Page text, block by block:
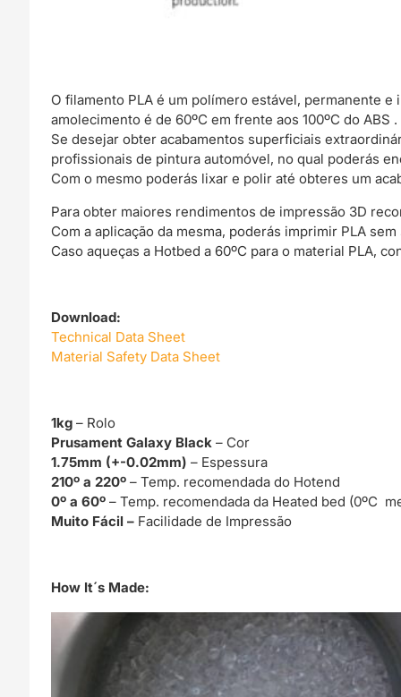
O filamento PLA é um polímero estável, permanente
amolecimento é de 60ºC em frente aos 100ºC do ABS .
Se desejar obter acabamentos superficiais
profissionais de pintura automóvel, no qual poderás
Com o mesmo poderás lixar e polir até obteres um
Para obter maiores rendimentos de impressão 3D
Com a aplicação da mesma, poderás imprimir PLA
Caso aqueças a Hotbed a 60ºC para o material PLA,
Download:
Technical Data Sheet
Material Safety Data Sheet
1kg – Rolo
Prusament Galaxy Black– Cor
1.75mm (+-0.02mm)– Espessura
210º a 220º– Temp. recomendada do Hotend
0º a 60º– Temp. recomendada da Heated bed (0ºC
Muito Fácil – Facilidade de Impressão
How It´s Made: